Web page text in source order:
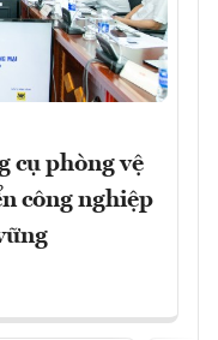
cụ phòng vệ
công nghiệp